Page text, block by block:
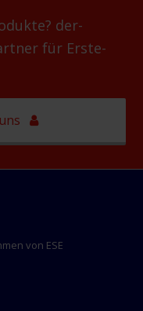
der-
für Erste-
von ESE